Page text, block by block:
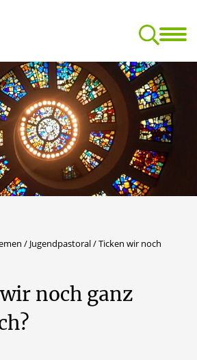
BDKJ Jugend- und
/ Jugendpastoral/Ticken wir noch
wir noch ganz